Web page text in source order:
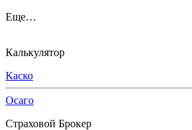
Еще…
Калькулятор
Каско
Осаго
Страховой Брокер